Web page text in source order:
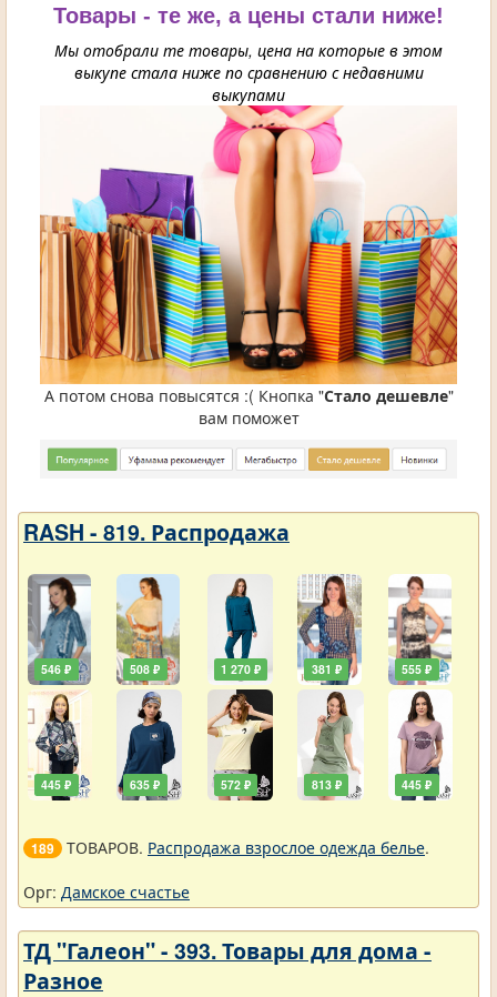
Товары - те же, а цены стали ниже!
Мы отобрали те товары, цена на которые в этом
выкупе стала ниже по сравнению с недавними
выкупами
А потом снова повысятся :( Кнопка "Стало дешевле"
вам поможет
RASH - 819. Распродажа
546 ₽
445 ₽
508 ₽
635 ₽
1 270 ₽
572 ₽
381 ₽
813 ₽
555 ₽
445 ₽
189 ТОВАРОВ. Распродажа взрослое одежда белье.
Орг: Дамское счастье
ТД "Галеон" - 393. Товары для дома -
Разное